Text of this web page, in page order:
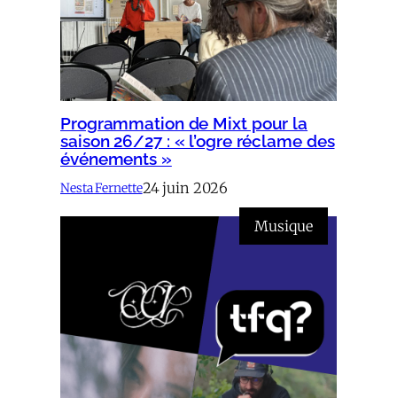
Programmation de Mixt pour la
saison 26/27 : « l’ogre réclame des
événements »
Nesta Fernette24 juin 2026
Musique